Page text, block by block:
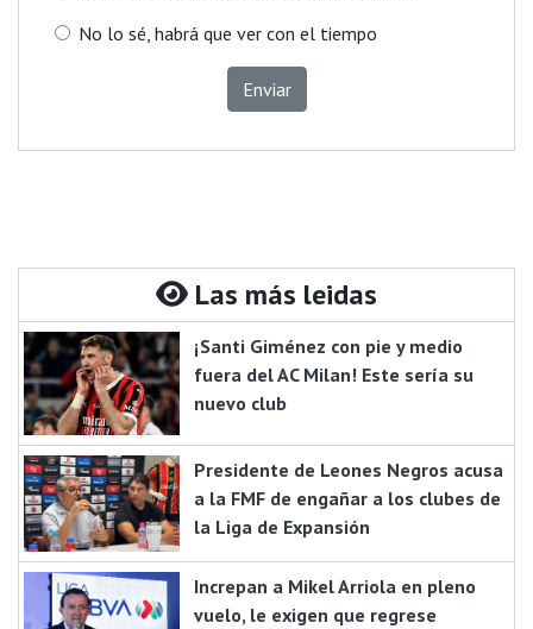
No lo sé, habrá que ver con el tiempo
Enviar
Las más leidas
¡Santi Giménez con pie y medio
fuera del AC Milan! Este sería su
nuevo club
Presidente de Leones Negros acusa
a la FMF de engañar a los clubes de
la Liga de Expansión
Increpan a Mikel Arriola en pleno
vuelo, le exigen que regrese